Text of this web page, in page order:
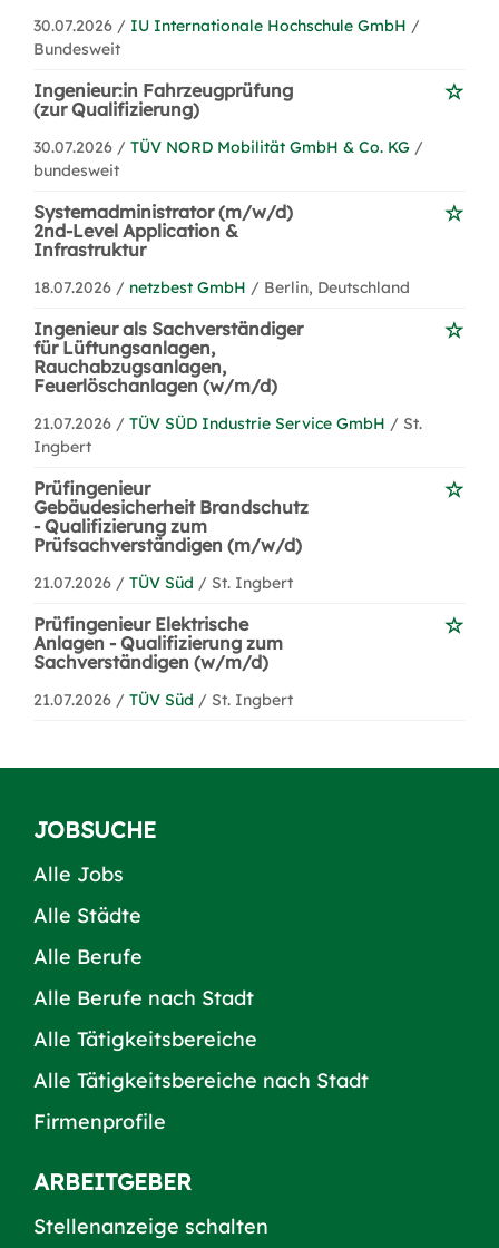
30.07.2026 / IU Internationale Hochschule GmbH /
Bundesweit
Ingenieur:in Fahrzeugprüfung
(zur Qualifizierung)
30.07.2026 / TÜV NORD Mobilität GmbH & Co. KG /
bundesweit
Systemadministrator (m/w/d)
2nd-Level Application &
Infrastruktur
18.07.2026 / netzbest GmbH / Berlin, Deutschland
Ingenieur als Sachverständiger
für Lüftungsanlagen,
Rauchabzugsanlagen,
Feuerlöschanlagen (w/m/d)
21.07.2026 / TÜV SÜD Industrie Service GmbH / St.
Ingbert
Prüfingenieur
Gebäudesicherheit Brandschutz
- Qualifizierung zum
Prüfsachverständigen (m/w/d)
21.07.2026 / TÜV Süd / St. Ingbert
Prüfingenieur Elektrische
Anlagen - Qualifizierung zum
Sachverständigen (w/m/d)
21.07.2026 / TÜV Süd / St. Ingbert
JOBSUCHE
Alle Jobs
Alle Städte
Alle Berufe
Alle Berufe nach Stadt
Alle Tätigkeitsbereiche
Alle Tätigkeitsbereiche nach Stadt
Firmenprofile
ARBEITGEBER
Stellenanzeige schalten